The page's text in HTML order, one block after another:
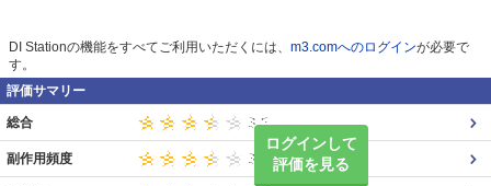
DI Stationの機能をすべてご利用いただくには、 m3.comへのログインが必要で
す。
評価サマリー
ログインして
評価を見る
総合
副作用頻度